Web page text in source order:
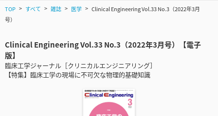
TOP すべて 雑誌 医学
Clinical Engineering Vol.33 No.3（2022年3月
号）
Clinical Engineering Vol.33 No.3（2022年3月号）【電子
版】
臨床工学ジャーナル［クリニカルエンジニアリング］
【特集】臨床工学の現場に不可欠な物理的基礎知識